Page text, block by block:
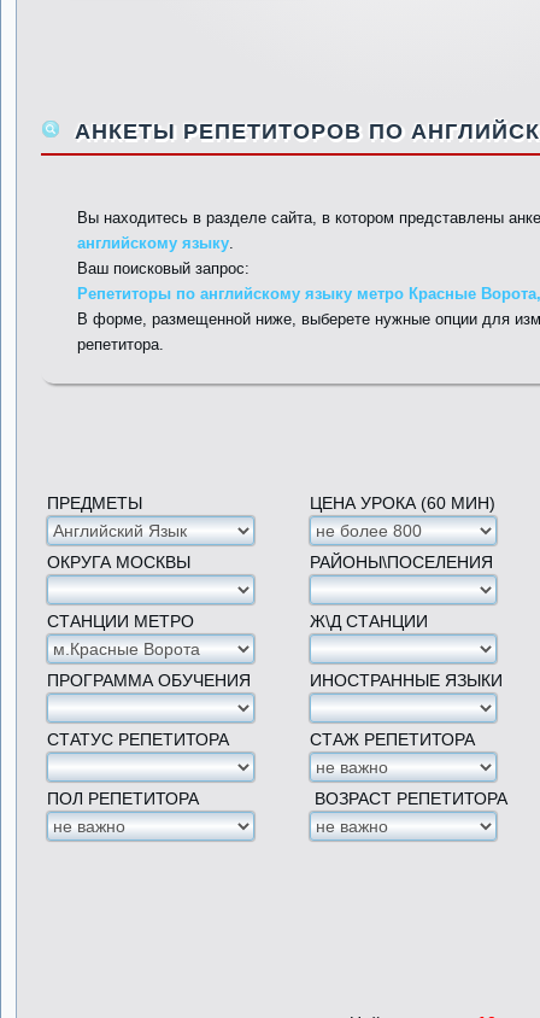
АНКЕТЫ РЕПЕТИТОРОВ ПО
Вы находитесь в разделе сайта, в котором представлены
английскому языку.
Ваш поисковый запрос:
Репетиторы по английскому языку метро Красные
В форме, размещенной ниже, выберете нужные опции для
репетитора.
ПРЕДМЕТЫ ЦЕНА УРОКА (60 МИН)
ОКРУГА МОСКВЫ РАЙОНЫ\ПОСЕЛЕНИЯ
СТАНЦИИ МЕТРО Ж\Д СТАНЦИИ
ПРОГРАММА ОБУЧЕНИЯ ИНОСТРАННЫЕ ЯЗЫКИ
СТАТУС РЕПЕТИТОРА СТАЖ РЕПЕТИТОРА
ПОЛ РЕПЕТИТОРА ВОЗРАСТ РЕПЕТИТОРА